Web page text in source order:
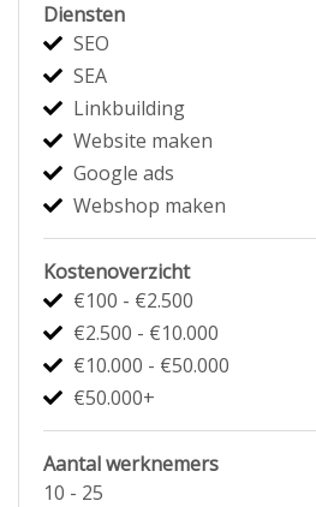
Diensten
SEO
SEA
Linkbuilding
Website maken
Google ads
Webshop maken
Kostenoverzicht
€100 - €2.500
€2.500 - €10.000
€10.000 - €50.000
€50.000+
Aantal werknemers
10 - 25